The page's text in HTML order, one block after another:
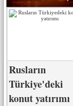
Rusların
Türkiye'deki
konut yatırımı